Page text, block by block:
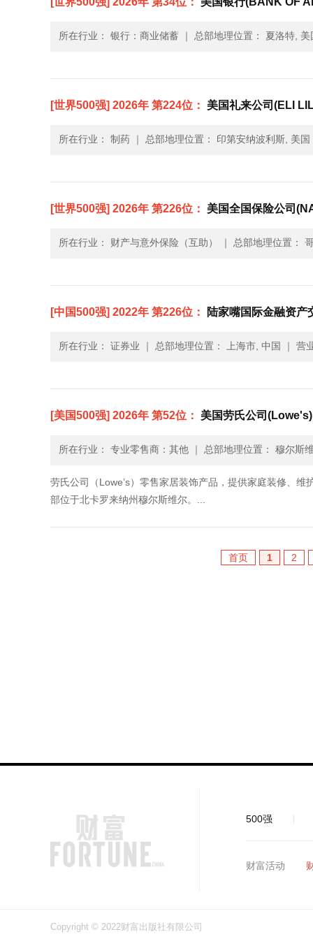
所在行业： 银行：商业储蓄 ｜ 总部地理位置： 夏洛特, 美
[世界500强] 2026年 第224位： 美国礼来公司(ELI
所在行业： 制药 ｜ 总部地理位置： 印第安纳波利斯, 美国
[世界500强] 2026年 第226位： 美国全国保险公司
所在行业： 财产与意外保险（互助） ｜ 总部地理位置：
[中国500强] 2022年 第226位： 陆家嘴国际金融资产
所在行业： 证券业 ｜ 总部地理位置： 上海市, 中国 ｜ 营
[美国500强] 2026年 第52位： 美国劳氏公司(Lowe's)
所在行业： 专业零售商：其他 ｜ 总部地理位置： 穆尔斯
劳氏公司（Lowe’s）零售家居装饰产品，提供家庭装修、
部位于北卡罗来纳州穆尔斯维尔。...
首页 1 2
500强
财富活动
Copyright © 2022财富出版社有限公司